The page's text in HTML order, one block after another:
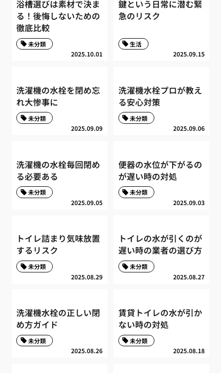
浴槽選びは素材で決ま
る！後悔しないための
徹底比較
2025.10.01
未分類
鍵という日常に潜む緊
急のリスク
2025.09.15
生活
洗濯機の水栓を閉め忘
れ大惨事に
2025.09.09
未分類
洗濯機水栓プロが教え
る安心対策
2025.09.06
未分類
洗濯機の水栓毎回閉め
る必要ある
2025.09.05
未分類
便器の水位が下がるの
が遅い時の対処
2025.09.03
未分類
トイレ詰まり気味放置
するリスク
2025.08.29
未分類
トイレの水が引くのが
遅い時の業者の選び方
2025.08.27
未分類
洗濯機水栓の正しい閉
め方ガイド
2025.08.26
未分類
賃貸トイレの水が引か
ない時の対処
2025.08.18
未分類